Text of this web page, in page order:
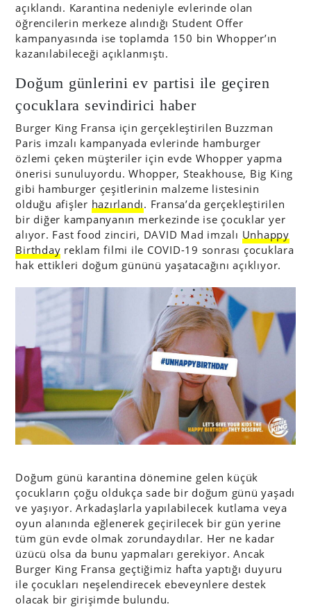
açıklandı. Karantina nedeniyle evlerinde olan
öğrencilerin merkeze alındığı Student Offer
kampanyasında ise toplamda 150 bin Whopper’ın
kazanılabileceği açıklanmıştı.
Doğum günlerini ev partisi ile geçiren
çocuklara sevindirici haber
Burger King Fransa için gerçekleştirilen Buzzman
Paris imzalı kampanyada evlerinde hamburger
özlemi çeken müşteriler için evde Whopper yapma
önerisi sunuluyordu. Whopper, Steakhouse, Big King
gibi hamburger çeşitlerinin malzeme listesinin
olduğu afişler hazırlandı. Fransa’da gerçekleştirilen
bir diğer kampanyanın merkezinde ise çocuklar yer
alıyor. Fast food zinciri, DAVID Mad imzalı Unhappy
Birthday reklam filmi ile COVID-19 sonrası çocuklara
hak ettikleri doğum gününü yaşatacağını açıklıyor.
Doğum günü karantina dönemine gelen küçük
çocukların çoğu oldukça sade bir doğum günü yaşadı
ve yaşıyor. Arkadaşlarla yapılabilecek kutlama veya
oyun alanında eğlenerek geçirilecek bir gün yerine
tüm gün evde olmak zorundaydılar. Her ne kadar
üzücü olsa da bunu yapmaları gerekiyor. Ancak
Burger King Fransa geçtiğimiz hafta yaptığı duyuru
ile çocukları neşelendirecek ebeveynlere destek
olacak bir girişimde bulundu.